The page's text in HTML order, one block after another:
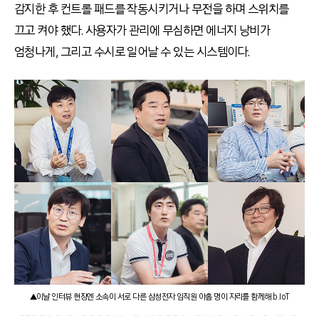
감지한 후 컨트롤 패드를 작동시키거나 무전을 하며 스위치를
끄고 켜야 했다. 사용자가 관리에 무심하면 에너지 낭비가
엄청나게, 그리고 수시로 일어날 수 있는 시스템이다.
▲이날 인터뷰 현장엔 소속이 서로 다른 삼성전자 임직원 아홉 명이 자리를 함께해 b.IoT